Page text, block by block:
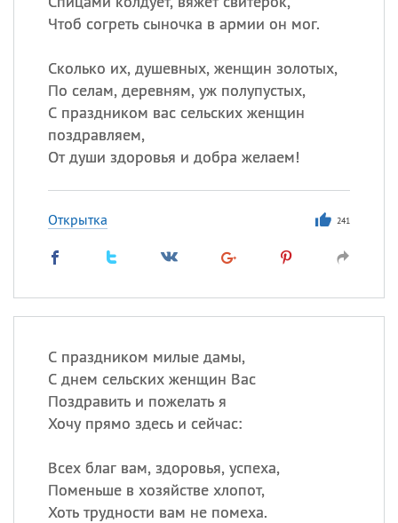
Чтоб согреть сыночка в армии он мог.
Сколько их, душевных, женщин золотых,
По селам, деревням, уж полупустых,
С праздником вас сельских женщин
поздравляем,
От души здоровья и добра желаем!
Открытка 241
С праздником милые дамы,
С днем сельских женщин Вас
Поздравить и пожелать я
Хочу прямо здесь и сейчас:
Всех благ вам, здоровья, успеха,
Поменьше в хозяйстве хлопот,
Хоть трудности вам не помеха.